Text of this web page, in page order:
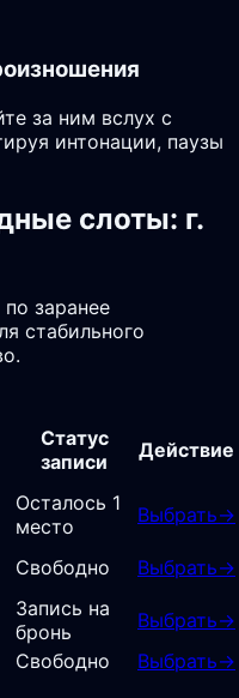
за ним вслух с
интонации, паузы
слоты: г.
заранее
стабильного
Статус
записи
Действие
Осталось 1
место
Выбрать→
Свободно Выбрать→
Запись на
бронь
Выбрать→
Свободно Выбрать→